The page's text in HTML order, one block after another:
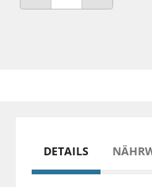
ANZAHL VERRINGERN
ANZAHL
DETAILS